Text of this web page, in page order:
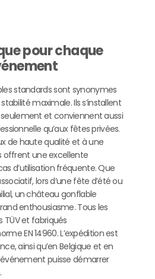
pour chaque
standards sont synonymes
maximale. Ils s’installent
et conviennent aussi
qu’aux fêtes privées.
de haute qualité et à une
offrent une excellente
d’utilisation fréquente. Que
lors d’une fête d’été ou
un château gonflable
enthousiasme. Tous les
et fabriqués
EN 14960. L’expédition est
ainsi qu’en Belgique et en
puisse démarrer